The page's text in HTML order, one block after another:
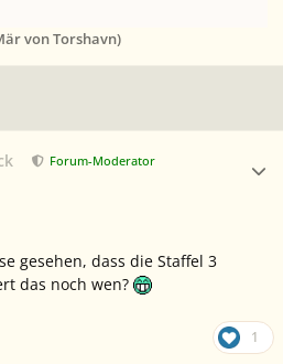
von Torshavn)
Forum-Moderator
gesehen, dass die Staffel 3
das noch wen?
1